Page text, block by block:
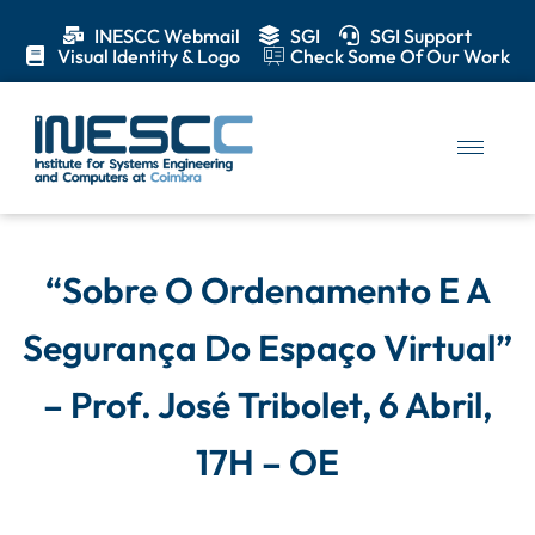
INESCC Webmail SGI
SGI Support
Visual Identity & Logo
Check Some Of Our Work
“Sobre O Ordenamento E A
Segurança Do Espaço Virtual”
– Prof. José Tribolet, 6 Abril,
17H – OE